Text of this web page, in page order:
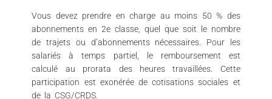
Vous devez prendre en charge au moins 50 % des
abonnements en 2e classe, quel que soit le nombre
de trajets ou d’abonnements nécessaires. Pour les
salariés à temps partiel, le remboursement est
calculé au prorata des heures travaillées. Cette
participation est exonérée de cotisations sociales et
de la CSG/CRDS.